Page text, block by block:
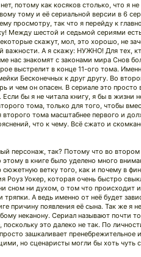
потому как косяков столько, что я
тому и её сериальной версии в 6
просмотру, так что я перейду к
Между шестой и седьмой сериями
скажут, мол, это хорошо, не
важности. А я скажу: НУЖНО! Для тех,
нас знакомят с законами мира Снов
выстрелит в конце 11-ого тома.
Бесконечных к друг другу. Во
и чем он опасен. В сериале это
бы я не читала книгу, я бы в жизни
тома, только для того, чтобы
тома масштабнее первого и
что к чему. Всё сжато и
персонаж, так? Потому что во втором
в книге было уделено много
ветку того, как и почему в
Роуз Уокер, которая очень быстро
сном ни духом, о том что происходит
А ведь именно от неё будет
причину появления её сына. Так же я
неканону. Сериал называют почти
поскольку это далеко не так. По
зашкаливает
но сценаристы могли бы хоть чуть